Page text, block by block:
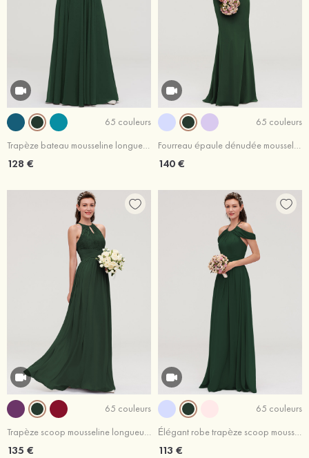
65 couleurs
Trapèze bateau mousseline longueur ras du sol robe de demoiselle d'honneur avec appliqué
128 €
65 couleurs
Fourreau épaule dénudée mousseline longueur ras du sol robe de demoiselle d'honneur avec appliqué
140 €
65 couleurs
Trapèze scoop mousseline longueur ras du sol robe de demoiselle d'honneur
135 €
65 couleurs
Élégant robe trapèze scoop mousseline longueur ras du sol robe de demoiselle d'honneur avec plissé
113 €